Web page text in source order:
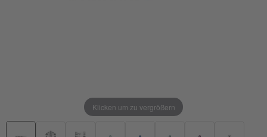
Klicken um zu vergrößern